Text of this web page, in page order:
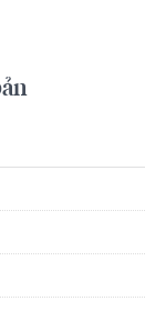
và gần gũi.
xếp thêm nội
và nhu cầu
nội khu đa
phun nước, tầng